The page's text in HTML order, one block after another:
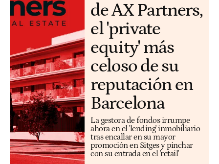
de AX Partners,
el 'private
equity' más
celoso de su
reputación en
Barcelona
La gestora de fondos irrumpe
ahora en el 'lending' inmobiliario
tras encallar en su mayor
promoción en Sitges y pinchar
con su entrada en el 'retail'